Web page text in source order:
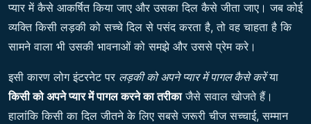
प्यार में कैसे आकर्षित किया जाए और उसका दिल कैसे जीता जाए। जब कोई
व्यक्ति किसी लड़की को सच्चे दिल से पसंद करता है, तो वह चाहता है कि
सामने वाला भी उसकी भावनाओं को समझे और उससे प्रेम करे।
इसी कारण लोग इंटरनेट पर लड़की को अपने प्यार में पागल कैसे करेंया
किसी को अपने प्यार में पागल करने का तरीकाजैसे सवाल खोजते हैं।
हालांकि किसी का दिल जीतने के लिए सबसे जरूरी चीज सच्चाई, सम्मान